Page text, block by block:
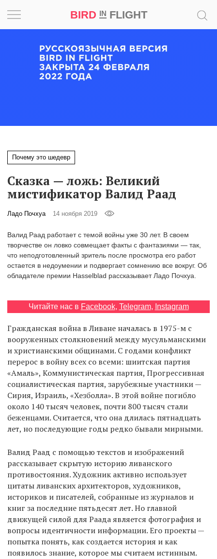
BIRD INFLIGHT
EN
UA
Почему это шедевр
Сказка — ложь: Великий
мистификатор Валид Раад
Ладо Почхуа 14 ноября 2019
Валид Раад работает с темой войны уже 30 лет. В своем
творчестве он ловко совмещает факты с фантазиями — так,
что неподготовленный зритель после просмотра его работ
остается в недоумении и подвергает сомнению все вокруг. Об
обладателе премии Hasselblad рассказывает Ладо Почхуа.
Читайте нас в Facebook, Telegram, Instagram
Гражданская война в Ливане началась в 1975-м с
вооруженных столкновений между мусульманскими
и христианскими общинами. С годами конфликт
перерос в войну всех со всеми: шиитская партия
«Амаль», Коммунистическая партия, Прогрессивная
социалистическая партия, зарубежные участники —
Сирия, Израиль, «Хезболла». В этой войне погибло
около 140 тысяч человек, почти 800 тысяч стали
беженцами. Считается, что она длилась пятнадцать
лет, но последующие годы редко бывали мирными.
Валид Раад с помощью текстов и изображений
рассказывает скрытую историю ливанского
противостояния. Художник активно использует
цитаты ливанских архитекторов, художников,
историков и писателей, собранные из журналов и
книг за последние пятьдесят лет. Но главной
движущей силой для Раада является фотография и
вопросы идентичности информации. Его проекты —
попытка понять, как создается история и как
появилось знание, которое мы считаем истинным.